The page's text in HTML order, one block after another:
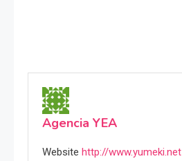
Agencia YEA
Website http://www.yumeki.net